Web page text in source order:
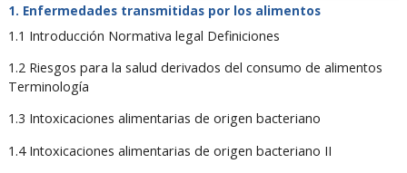
Enfermedades transmitidas por los alimentos
1.1 Introducción Normativa legal Definiciones
1.2 Riesgos para la salud derivados del consumo de alimentos
Terminología
1.3 Intoxicaciones alimentarias de origen bacteriano
1.4 Intoxicaciones alimentarias de origen bacteriano II